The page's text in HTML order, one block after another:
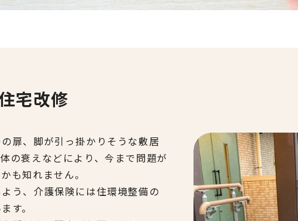
宅改修
扉、脚が引っ掛かりそうな敷居
の衰えなどにより、今まで問題が
も知れません。
う、介護保険には住環境整備の
す。